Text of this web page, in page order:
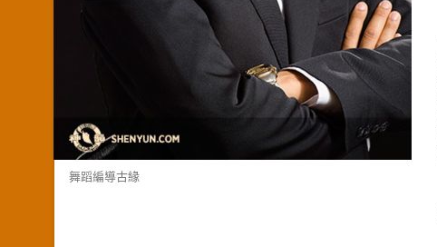
舞蹈編導古緣